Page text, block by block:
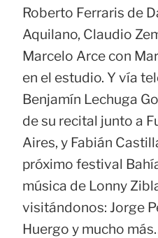
Roberto Ferraris de
Aquilano, Claudio
Marcelo Arce con
en el estudio. Y vía
Benjamín Lechuga
de su recital junto a
Aires, y Fabián
próximo festival
música de Lonny
visitándonos: Jorge
Huergo y mucho